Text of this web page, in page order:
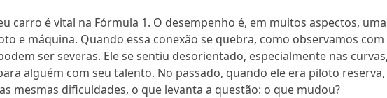
carro é vital na Fórmula 1. O desempenho é, em muitos aspectos, uma
e máquina. Quando essa conexão se quebra, como observamos com
ser severas. Ele se sentiu desorientado, especialmente nas
alguém com seu talento. No passado, quando ele era piloto reserva,
mesmas dificuldades, o que levanta a questão: o que mudou?